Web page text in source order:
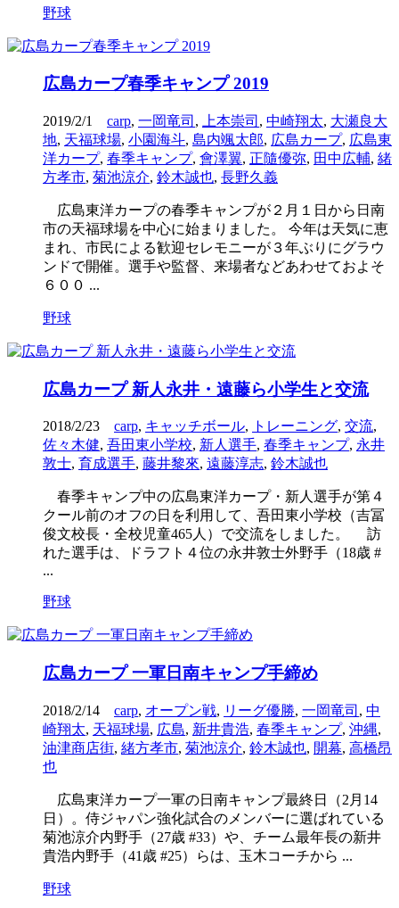
野球
広島カープ春季キャンプ 2019
2019/2/1 carp, 一岡竜司 , 上本崇司 , 中崎翔太, 大瀬良大
地, 天福球場, 小園海斗, 島内颯太郎, 広島カープ, 広島東
洋カープ, 春季キャンプ, 會澤翼, 正隨優弥, 田中広輔, 緒
方孝市, 菊池涼介, 鈴木誠也, 長野久義
広島東洋カープの春季キャンプが２月１日から日南
市の天福球場を中心に始まりました。 今年は天気に恵
まれ、市民による歓迎セレモニーが３年ぶりにグラウ
ンドで開催。選手や監督、来場者などあわせておよそ
６００ ...
野球
広島カープ 新人永井・遠藤ら小学生と交流
2018/2/23 carp, キャッチボール, トレーニング, 交流,
佐々木健, 吾田東小学校, 新人選手, 春季キャンプ, 永井
敦士, 育成選手, 藤井黎來, 遠藤淳志, 鈴木誠也
春季キャンプ中の広島東洋カープ・新人選手が第４
クール前のオフの日を利用して、吾田東小学校（吉冨
俊文校長・全校児童465人）で交流をしました。 訪
れた選手は、ドラフト４位の永井敦士外野手（18歳 #
...
野球
広島カープ 一軍日南キャンプ手締め
2018/2/14 carp, オープン戦, リーグ優勝, 一岡竜司 , 中
崎翔太, 天福球場, 広島, 新井貴浩, 春季キャンプ, 沖縄,
油津商店街, 緒方孝市, 菊池涼介, 鈴木誠也, 開幕, 高橋昂
也
広島東洋カープ一軍の日南キャンプ最終日（2月14
日）。侍ジャパン強化試合のメンバーに選ばれている
菊池涼介内野手（27歳 #33）や、チーム最年長の新井
貴浩内野手（41歳 #25）らは、玉木コーチから ...
野球